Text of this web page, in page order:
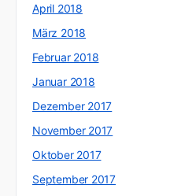
April 2018
März 2018
Februar 2018
Januar 2018
Dezember 2017
November 2017
Oktober 2017
September 2017